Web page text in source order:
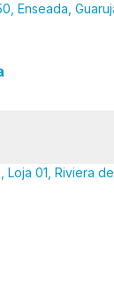
Enseada,
01, Riviera